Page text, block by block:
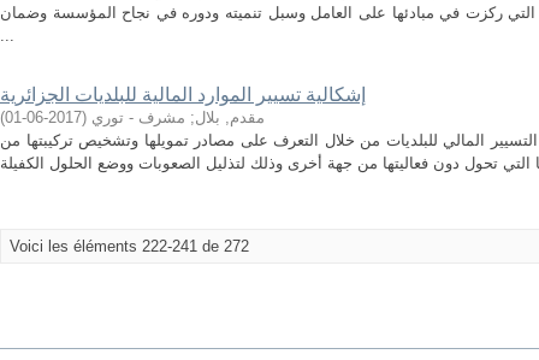
التي ركزت في مبادئها على العامل وسبل تنميته ودوره في نجاح المؤسسة وضمان
...
إشكالية تسيير الموارد المالية للبلديات الجزائرية
مقدم, بلال; مشرف - توري (
2017-06-01
)
المالي للبلديات من خلال التعرف على مصادر تمويلها وتشخيص تركيبتها من
Voici les éléments 222-241 de 272